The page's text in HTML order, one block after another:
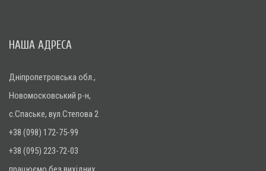
НАША АДРЕСА
Дніпропетровська обл.,
Новомосковський р-н,
с.Спаське, вул.Степова 2
+38 (098) 172-75-99
+38 (095) 223-72-03